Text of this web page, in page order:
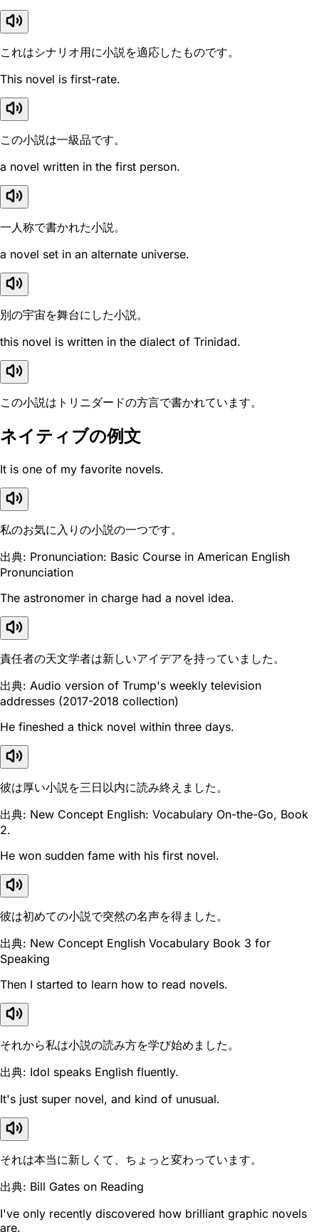
これはシナリオ用に小説を適応したものです。
This novel is first-rate.
この小説は一級品です。
a novel written in the first person.
一人称で書かれた小説。
a novel set in an alternate universe.
別の宇宙を舞台にした小説。
this novel is written in the dialect of Trinidad.
この小説はトリニダードの方言で書かれています。
ネイティブの例文
It is one of my favorite novels.
私のお気に入りの小説の一つです。
出典: Pronunciation: Basic Course in American English
Pronunciation
The astronomer in charge had a novel idea.
責任者の天文学者は新しいアイデアを持っていました。
出典: Audio version of Trump's weekly television
addresses (2017-2018 collection)
He fineshed a thick novel within three days.
彼は厚い小説を三日以内に読み終えました。
出典: New Concept English: Vocabulary On-the-Go, Book
2.
He won sudden fame with his first novel.
彼は初めての小説で突然の名声を得ました。
出典: New Concept English Vocabulary Book 3 for
Speaking
Then I started to learn how to read novels.
それから私は小説の読み方を学び始めました。
出典: Idol speaks English fluently.
It's just super novel, and kind of unusual.
それは本当に新しくて、ちょっと変わっています。
出典: Bill Gates on Reading
I've only recently discovered how brilliant graphic novels
are.